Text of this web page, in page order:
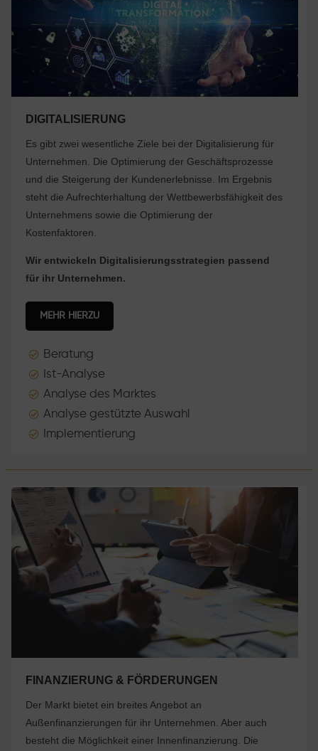
DIGITALISIERUNG
Es gibt zwei wesentliche Ziele bei der Digitalisierung für
Unternehmen. Die Optimierung der Geschäftsprozesse
und die Steigerung der Kundenerlebnisse. Im Ergebnis
steht die Aufrechterhaltung der Wettbewerbsfähigkeit des
Unternehmens sowie die Optimierung der
Kostenfaktoren.
Wir entwickeln Digitalisierungsstrategien passend
für ihr Unternehmen.
MEHR HIERZU
 Beratung
 Ist-Analyse
 Analyse des Marktes
 Analyse gestützte Auswahl
 Implementierung
FINANZIERUNG & FÖRDERUNGEN
Der Markt bietet ein breites Angebot an
Außenfinanzierungen für ihr Unternehmen. Aber auch
besteht die Möglichkeit einer Innenfinanzierung. Die